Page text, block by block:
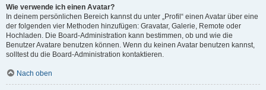
Wie verwende ich einen Avatar?
In deinem persönlichen Bereich kannst du unter „Profil“ einen Avatar über eine
der folgenden vier Methoden hinzufügen: Gravatar, Galerie, Remote oder
Hochladen. Die Board-Administration kann bestimmen, ob und wie die
Benutzer Avatare benutzen können. Wenn du keinen Avatar benutzen kannst,
solltest du die Board-Administration kontaktieren.
Nach oben